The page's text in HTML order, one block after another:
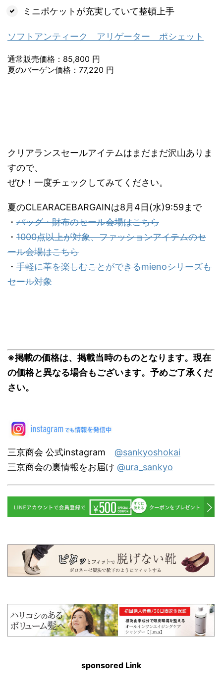
ミニポケットが充実していて整頓上手
ソフトアンティーク アリゲーター ポシェット
通常販売価格：85,800 円
夏のバーゲン価格：77,220 円
クリアランスセールアイテムはまだまだ沢山ありま
すので、
ぜひ！一度チェックしてみてください。
夏のCLEARACEBARGAINは8月4日(水)9:59まで
・ バッグ・財布のセール会場はこちら
・ 1000点以上が対象、ファッションアイテムのセ
ール会場はこちら
・ 手軽に革を楽しむことができるmienoシリーズも
セール対象
※掲載の価格は、掲載当時のものとなります。現在
の価格と異なる場合もございます。予めご了承くだ
さい。
三京商会 公式instagram @sankyoshokai
三京商会の裏情報をお届け @ura_sankyo
sponsored Link